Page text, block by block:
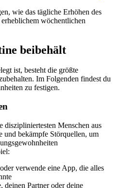
wie das tägliche Erhöhen des
wöchentlichen
beibehält
ist, besteht die größte
Im Folgenden findest du
zu festigen.
diszipliniertesten Menschen aus
und bekämpfe Störquellen, um
verwende eine App, die alles
deinen Partner oder deine